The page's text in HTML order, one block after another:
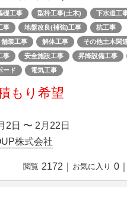
礎工事 型枠工事(土木)
下水道工
事 地盤改良(補強)工事
杭工事
舗装工事 解体工事
その他土木関
事 安全施設工事 昇降設備工事
ード 電気工事
もり希望
2日 〜 2月22日
株式会社
閲覧 2172 お気に入り 0